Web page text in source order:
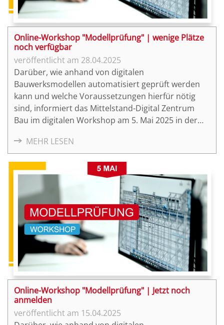
Online-Workshop "Modellprüfung" | wenige Plätze
noch verfügbar
28.04.2025
Darüber, wie anhand von digitalen
Bauwerksmodellen automatisiert geprüft werden
kann und welche Voraussetzungen hierfür nötig
sind, informiert das Mittelstand-Digital Zentrum
Bau im digitalen Workshop am 5. Mai 2025 in der
MEHR LESEN
Online-Workshop "Modellprüfung" | Jetzt noch
anmelden
15.04.2025